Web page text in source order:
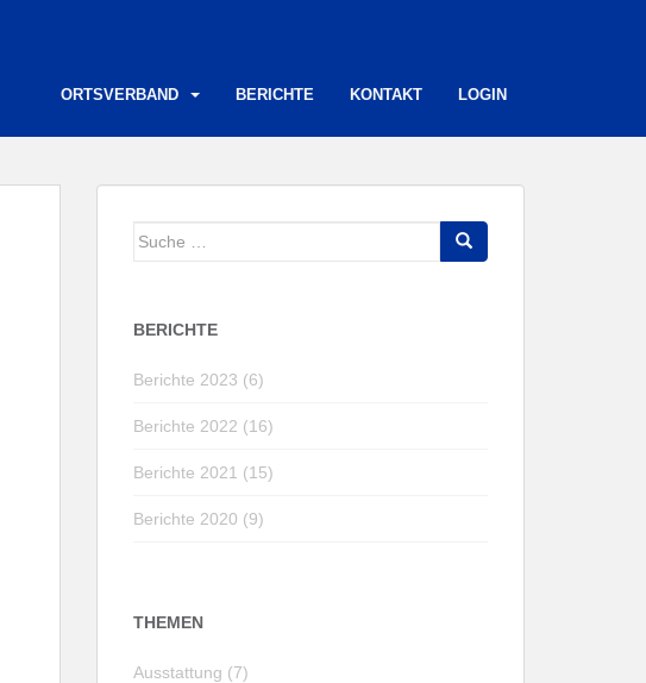
ORTSVERBAND BERICHTE KONTAKT LOGIN
Suche
BERICHTE
Berichte 2023 (6)
Berichte 2022 (16)
Berichte 2021 (15)
Berichte 2020 (9)
THEMEN
Ausstattung (7)